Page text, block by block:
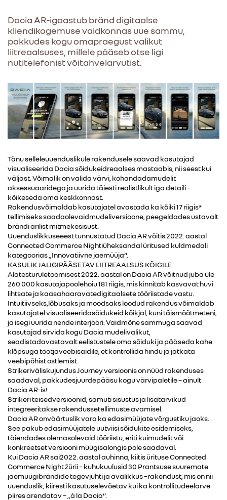
Dacia AR-igaastub bränd digitaalse
kliendikogemuse valdkonnas uue sammu,
pakkudes kogu omapraegust valikut
liitreaalsuses, millele pääseb otse ligi
nutitelefonist võitahvelarvutist.
Tänu selleleuuenduslikule rakendusele saavad kasutajad
visualiseerida Dacia sõidukeidreaalses mastaabis, nii seest kui
väljast. Võimalik on valida värvi, kohandadamudelit
aksessuaaridega ja uurida täiesti realistlikult iga detaili –
kõikeseda oma keskkonnast.
Rakendusvõimaldab kasutajatel avastada ka kõiki 17 riigis*
tellimiseks saadaolevaidmudeliversioone, peegeldades ustavalt
brändi ärilist mitmekesisust.
Uuenduslikkuseeest tunnustatud Dacia AR võitis 2022. aastal
Connected Commerce Nightiüheksandal üritused kuldmedali
kategoorias „Innovatiivne jaemüüja“.
KASULIK JALIGIPÄÄSETAV LIITREAALSUS KÕIGILE
Alatesturuletoomisest 2022. aastal on Dacia AR võitnud juba üle
260 000 kasutajapoolehoiu 181 riigis, mis kinnitab kasvavat huvi
lihtsate ja kaasahaaravatedigitaalsete tööriistade vastu.
Intuitiivseks,lõbusaks ja moodsaks loodud rakendus võimaldab
kasutajatel visualiseeridasõidukeid kõikjal, kuni täismõõtmeteni,
ja isegi uurida nende interjööri. Vaidmõne sammuga saavad
kasutajad sirvida kogu Dacia mudelivalikut,
seadistadavastavalt eelistustele oma sõiduki ja pääseda kahe
klõpsuga tootjaveebisaidile, et kontrollida hindu ja jätkata
veebipõhist ostlemist.
Strikeriväliskujundus Journey versioonis on nüüd rakenduses
saadaval, pakkudesjuurdepääsu kogu värvipaletile – ainult
Dacia AR-is!
Strikeri teisedversioonid, samuti sisustus ja lisatarvikud
integreeritakse rakendussetellimuste avamisel.
Dacia AR onväärtuslik vara ka edasimüüjate võrgustiku jaoks.
See pakub edasimüüjatele uutviisi sõidukite esitlemiseks,
täiendades olemasolevaid tööriistu, eriti kuimudelit või
konkreetset versiooni müügisalongis pole saadaval.
Kui Dacia AR sai2022. aastal auhinna, kiitis ürituse Connected
Commerce Night žürii – kuhukuulusid 30 Prantsuse suuremate
jaemüügibrändide tegevjuhti ja avalikkus –rakendust, mis on nii
uuenduslik, kiiresti kasutuselevõetav kui ka kontrollitudeelarve
piires arendatav – „à la Dacia“.